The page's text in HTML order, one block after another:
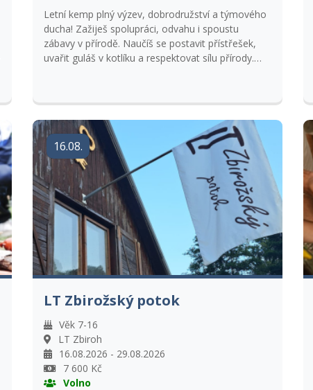
Letní kemp plný výzev, dobrodružství a týmového
ducha! Zažiješ spolupráci, odvahu i spoustu
zábavy v přírodě. Naučíš se postavit přístřešek,
uvařit guláš v kotlíku a respektovat sílu přírody.
16.08.
LT Zbirožský potok
Věk 7-16
LT Zbiroh
16.08.2026 - 29.08.2026
7 600 Kč
Volno